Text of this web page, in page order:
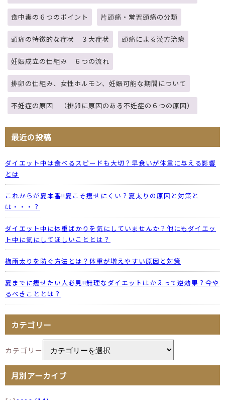
食中毒の６つのポイント 片頭痛・常習頭痛の分類
頭痛の特徴的な症状 ３大症状 頭痛による漢方治療
妊娠成立の仕組み ６つの流れ
排卵の仕組み、女性ホルモン、妊娠可能な期間について
不妊症の原因 （排卵に原因のある不妊症の６つの原因）
最近の投稿
ダイエット中は食べるスピードも大切？早食いが体重に与える影響
とは
これからが夏本番!!夏こそ痩せにくい？夏太りの原因と対策と
は・・・？
ダイエット中に体重ばかりを気にしていませんか？他にもダイエッ
ト中に気にしてほしいこととは？
梅雨太りを防ぐ方法とは？体重が増えやすい原因と対策
夏までに痩せたい人必見!!無理なダイエットはかえって逆効果？今や
るべきこととは？
カテゴリー
カテゴリー
月別アーカイブ